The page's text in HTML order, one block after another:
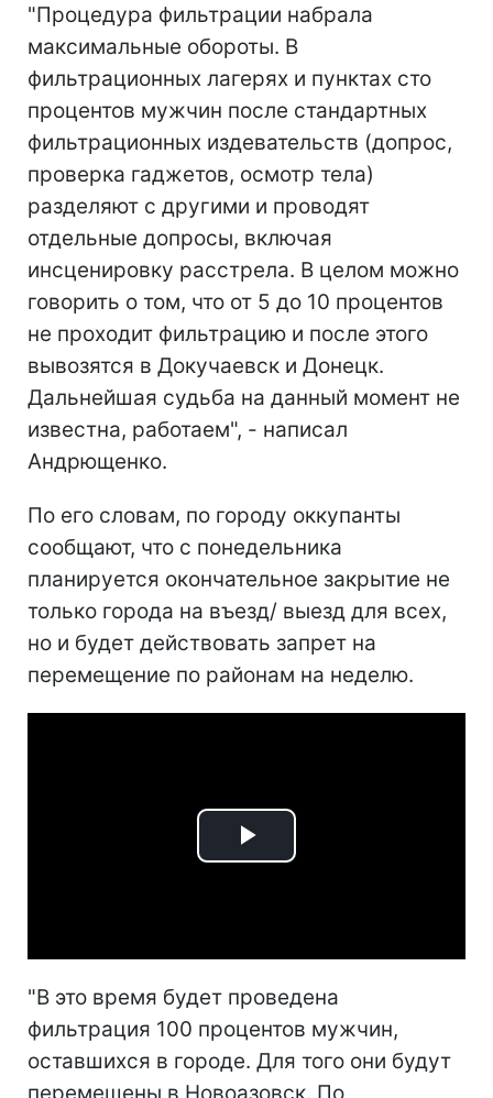
"Процедура фильтрации набрала
максимальные обороты. В
фильтрационных лагерях и пунктах сто
процентов мужчин после стандартных
фильтрационных издевательств (допрос,
проверка гаджетов, осмотр тела)
разделяют с другими и проводят
отдельные допросы, включая
инсценировку расстрела. В целом можно
говорить о том, что от 5 до 10 процентов
не проходит фильтрацию и после этого
вывозятся в Докучаевск и Донецк.
Дальнейшая судьба на данный момент не
известна, работаем", - написал
Андрющенко.
По его словам, по городу оккупанты
сообщают, что с понедельника
планируется окончательное закрытие не
только города на въезд/ выезд для всех,
но и будет действовать запрет на
перемещение по районам на неделю.
Play
"В это время будет проведена
фильтрация 100 процентов мужчин,
оставшихся в городе. Для того они будут
перемещены в Новоазовск. По